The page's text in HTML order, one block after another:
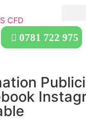
0781 722 975